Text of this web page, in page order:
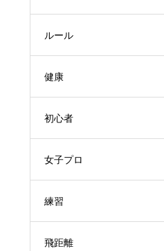
ルール
健康
初心者
女子プロ
練習
飛距離